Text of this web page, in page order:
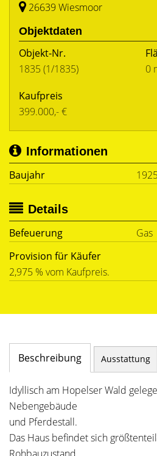
26639 Wiesmoor
Objektdaten
Objekt-Nr.
1835 (1/1835)
0
Kaufpreis
399.000,- €
Informationen
Baujahr
1925
Details
Befeuerung
Gas
Provision für Käufer
2,975 % vom Kaufpreis.
Beschreibung Ausstattung
Idyllisch am Hopelser Wald
Nebengebäude
und Pferdestall.
Das Haus befindet sich